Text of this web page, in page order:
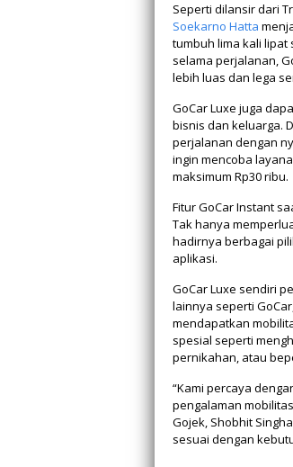
Seperti dilansir dari
Soekarno Hatta
tumbuh lima kali lipat
selama perjalanan,
lebih luas dan lega
GoCar Luxe juga
bisnis dan keluarga.
perjalanan dengan
ingin mencoba
maksimum Rp30 ribu.
Fitur GoCar Instant
Tak hanya
hadirnya berbagai
aplikasi.
GoCar Luxe sendiri
lainnya seperti
mendapatkan
spesial seperti
pernikahan, atau
“Kami percaya
pengalaman
Gojek, Shobhit
sesuai dengan